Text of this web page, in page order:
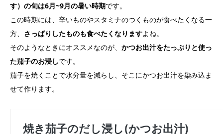
す）の旬は6月~9月の暑い時期です。
この時期には、辛いものやスタミナのつくものが食べたくなる一
方、 さっぱりしたものも食べたくなりますよね。
そのようなときにオススメなのが、 かつお出汁をたっぷりと使っ
た茄子のお浸しです。
茄子を焼くことで水分量を減らし、そこにかつお出汁を染み込ま
せて作ります。